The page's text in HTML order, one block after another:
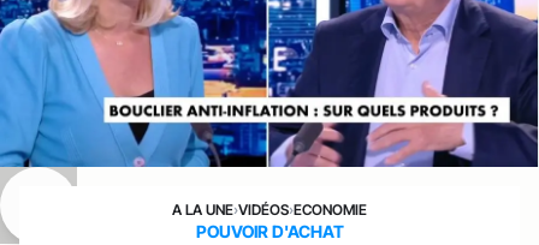
A LA UNE›VIDÉOS›ECONOMIE
POUVOIR D'ACHAT